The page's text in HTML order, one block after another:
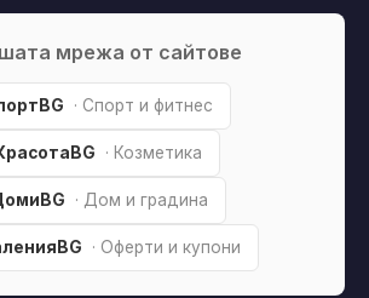
мрежа от сайтове
· Спорт и фитнес
· Козметика
· Дом и градина
· Оферти и купони